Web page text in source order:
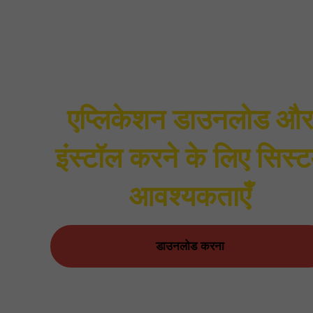
एप्लिकेशन डाउनलोड और
इंस्टॉल करने के लिए
आवश्यकताएँ
डाउनलोड करना